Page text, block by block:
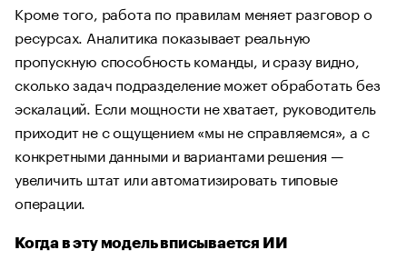
Кроме того, работа по правилам меняет разговор о
ресурсах. Аналитика показывает реальную
пропускную способность команды, и сразу видно,
сколько задач подразделение может обработать без
эскалаций. Если мощности не хватает, руководитель
приходит не с ощущением «мы не справляемся», а с
конкретными данными и вариантами решения —
увеличить штат или автоматизировать типовые
операции.
Когда в эту модель вписывается ИИ